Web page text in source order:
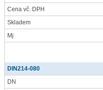
Cena vč. DPH
Skladem
Mj
DIN214-080
DN